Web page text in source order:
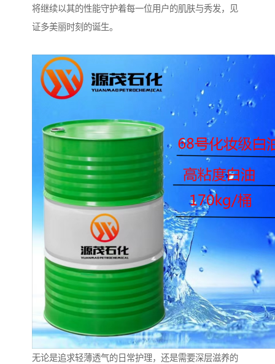
将继续以其的性能守护着每一位用户的肌肤与秀发，见
证多美丽时刻的诞生。
无论是追求轻薄透气的日常护理，还是需要深层滋养的